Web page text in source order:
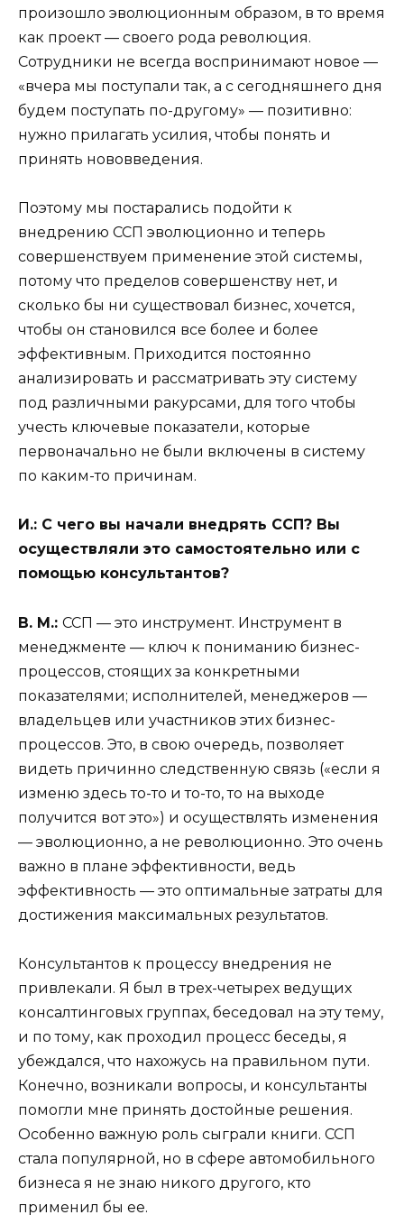
произошло эволюционным образом, в то время
как проект — своего рода революция.
Сотрудники не всегда воспринимают новое —
«вчера мы поступали так, а с сегодняшнего дня
будем поступать по-другому» — позитивно:
нужно прилагать усилия, чтобы понять и
принять нововведения.
Поэтому мы постарались подойти к
внедрению ССП эволюционно и теперь
совершенствуем применение этой системы,
потому что пределов совершенству нет, и
сколько бы ни существовал бизнес, хочется,
чтобы он становился все более и более
эффективным. Приходится постоянно
анализировать и рассматривать эту систему
под различными ракурсами, для того чтобы
учесть ключевые показатели, которые
первоначально не были включены в систему
по каким-то причинам.
И.: С чего вы начали внедрять ССП? Вы
осуществляли это самостоятельно или с
помощью консультантов?
В. М.: ССП — это инструмент. Инструмент в
менеджменте — ключ к пониманию бизнес-
процессов, стоящих за конкретными
показателями; исполнителей, менеджеров —
владельцев или участников этих бизнес-
процессов. Это, в свою очередь, позволяет
видеть причинно следственную связь («если я
изменю здесь то-то и то-то, то на выходе
получится вот это») и осуществлять изменения
— эволюционно, а не революционно. Это очень
важно в плане эффективности, ведь
эффективность — это оптимальные затраты для
достижения максимальных результатов.
Консультантов к процессу внедрения не
привлекали. Я был в трех-четырех ведущих
консалтинговых группах, беседовал на эту тему,
и по тому, как проходил процесс беседы, я
убеждался, что нахожусь на правильном пути.
Конечно, возникали вопросы, и консультанты
помогли мне принять достойные решения.
Особенно важную роль сыграли книги. ССП
стала популярной, но в сфере автомобильного
бизнеса я не знаю никого другого, кто
применил бы ее.